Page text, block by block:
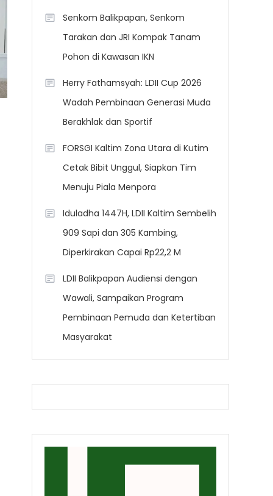
Senkom Balikpapan, Senkom
Tarakan dan JRI Kompak Tanam
Pohon di Kawasan IKN
Herry Fathamsyah: LDII Cup 2026
Wadah Pembinaan Generasi Muda
Berakhlak dan Sportif
FORSGI Kaltim Zona Utara di Kutim
Cetak Bibit Unggul, Siapkan Tim
Menuju Piala Menpora
Iduladha 1447H, LDII Kaltim Sembelih
909 Sapi dan 305 Kambing,
Diperkirakan Capai Rp22,2 M
LDII Balikpapan Audiensi dengan
Wawali, Sampaikan Program
Pembinaan Pemuda dan Ketertiban
Masyarakat